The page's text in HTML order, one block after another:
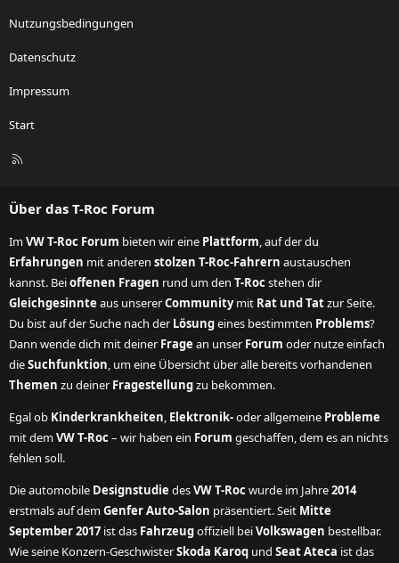
Nutzungsbedingungen
Datenschutz
Impressum
Start
R
Über das T-Roc Forum
ImVW T-Roc Forum bieten wir eine Plattform, auf der du
Erfahrungen mit anderen stolzen T-Roc-Fahrern austauschen
kannst. Beioffenen Fragen rund um den T-Rocstehen dir
Gleichgesinnte aus unsererCommunitymit Rat und Tatzur Seite.
Du bist auf der Suche nach der Lösungeines bestimmten Problems?
Dann wende dich mit deiner Frage an unser Forum oder nutze einfach
dieSuchfunktion, um eine Übersicht über alle bereits vorhandenen
Themen zu deiner Fragestellungzu bekommen.
Egal ob Kinderkrankheiten, Elektronik-oder allgemeine Probleme
mit demVW T-Roc– wir haben ein Forum geschaffen, dem es an nichts
fehlen soll.
Die automobile Designstudie desVW T-Rocwurde im Jahre2014
erstmals auf demGenfer Auto-Salon präsentiert. Seit Mitte
September 2017 ist das Fahrzeugoffiziell beiVolkswagen bestellbar.
Wie seine Konzern-GeschwisterSkoda Karoq und Seat Ateca ist das